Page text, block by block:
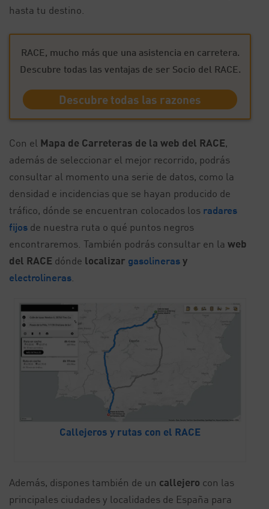
hasta tu destino.
RACE, mucho más que una asistencia en carretera.
Descubre todas las ventajas de ser Socio del RACE.
Descubre todas las razones
Con el Mapa de Carreteras de la web del RACE,
además de seleccionar el mejor recorrido, podrás
consultar al momento una serie de datos, como la
densidad e incidencias que se hayan producido de
tráfico, dónde se encuentran colocados los radares
fijos de nuestra ruta o qué puntos negros
encontraremos. También podrás consultar en la web
del RACE dónde localizar gasolinerasy
electrolineras
Callejeros y rutas con el RACE
Además, dispones también de un callejero con las
principales ciudades y localidades de España para